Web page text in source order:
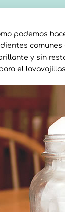
podemos
y sin
el